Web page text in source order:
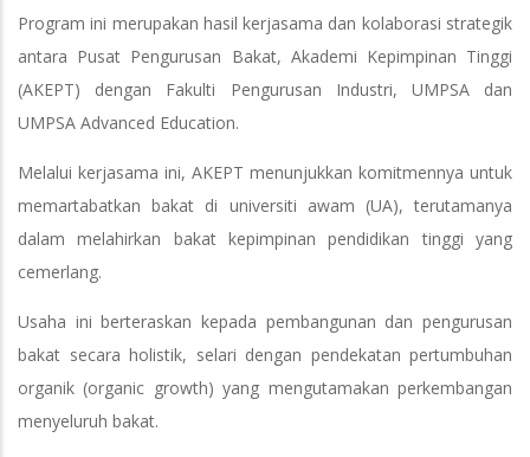
Program ini merupakan hasil kerjasama dan kolaborasi strategik
antara Pusat Pengurusan Bakat, Akademi Kepimpinan Tinggi
(AKEPT) dengan Fakulti Pengurusan Industri, UMPSA dan
UMPSA Advanced Education.
Melalui kerjasama ini, AKEPT menunjukkan komitmennya untuk
memartabatkan bakat di universiti awam (UA), terutamanya
dalam melahirkan bakat kepimpinan pendidikan tinggi yang
cemerlang.
Usaha ini berteraskan kepada pembangunan dan pengurusan
bakat secara holistik, selari dengan pendekatan pertumbuhan
organik (organic growth) yang mengutamakan perkembangan
menyeluruh bakat.